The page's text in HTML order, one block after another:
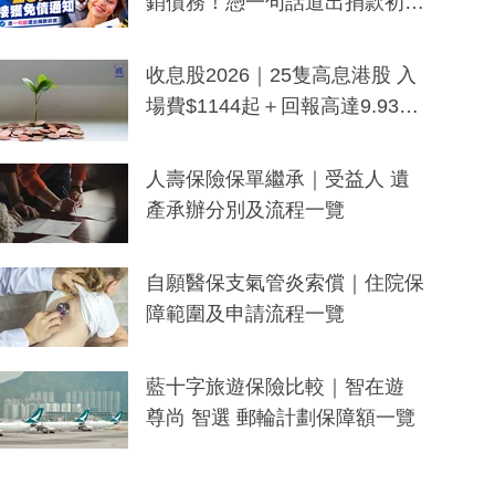
一度被誤當詐騙手段
收息股2026｜25隻高息港股 入
場費$1144起＋回報高達9.93
人壽保險保單繼承｜受益人 遺
產承辦分別及流程一覽
自願醫保支氣管炎索償｜住院保
障範圍及申請流程一覽
藍十字旅遊保險比較｜智在遊
尊尚 智選 郵輪計劃保障額一覽